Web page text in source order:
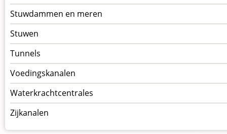
Stuwdammen en meren
Stuwen
Tunnels
Voedingskanalen
Waterkrachtcentrales
Zijkanalen